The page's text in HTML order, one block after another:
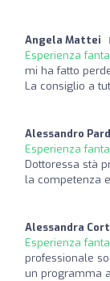
Angela Mattei
Esperienza
mi ha fatto
La consiglio a
Alessandro
Esperienza
Dottoressa stà
la competenza
Alessandra
Esperienza
professionale
un programma